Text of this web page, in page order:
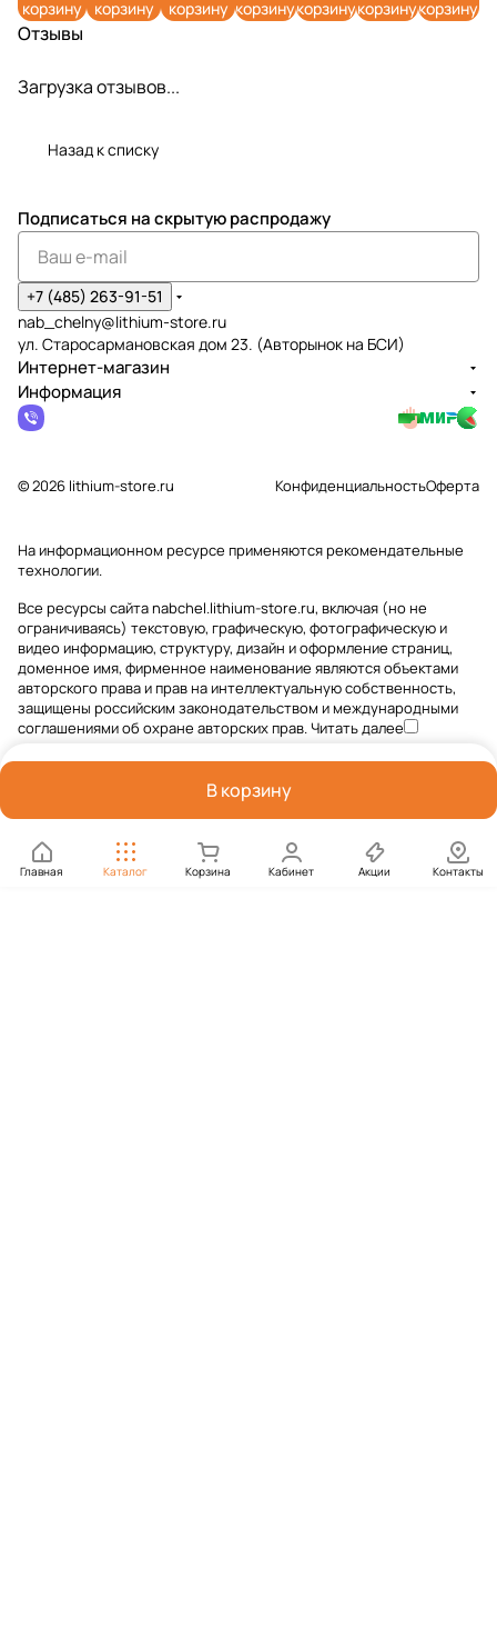
корзину корзину корзину корзинукорзинукорзинукорзину
Отзывы
Загрузка отзывов...
Назад к списку
В корзину
Главная Каталог Корзина Кабинет Акции Контакты
Подписаться на скрытую распродажу
+7 (485) 263-91-51
nab_chelny@lithium-store.ru
ул. Старосармановская дом 23. (Авторынок на БСИ)
Интернет-магазин
Информация
© 2026 lithium-store.ru КонфиденциальностьОферта
На информационном ресурсе применяютсярекомендательные
технологии.
Все ресурсы сайта nabchel.lithium-store.ru, включая (но не
ограничиваясь) текстовую, графическую, фотографическую и
видео информацию, структуру, дизайн и оформление страниц,
доменное имя, фирменное наименование являются объектами
авторского права и прав на интеллектуальную собственность,
защищены российским законодательством и международными
соглашениями об охране авторских прав.Читать далее